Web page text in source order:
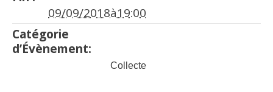
09/09/2018à19:00
Catégorie
d’Évènement:
Collecte